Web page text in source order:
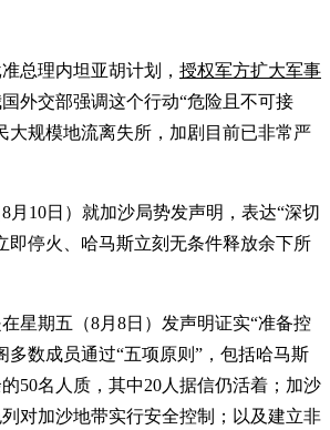
总理内坦亚胡计划， 授权军方扩大军事
国外交部强调这个行动“危险且不可接
大规模地流离失所，加剧目前已非常严
月10日）就加沙局势发声明，表达“深切
即停火、哈马斯立刻无条件释放余下所
星期五（8月8日）发声明证实“准备控
多数成员通过“五项原则”，包括哈马斯
50名人质，其中20人据信仍活着；加沙
对加沙地带实行安全控制；以及建立非